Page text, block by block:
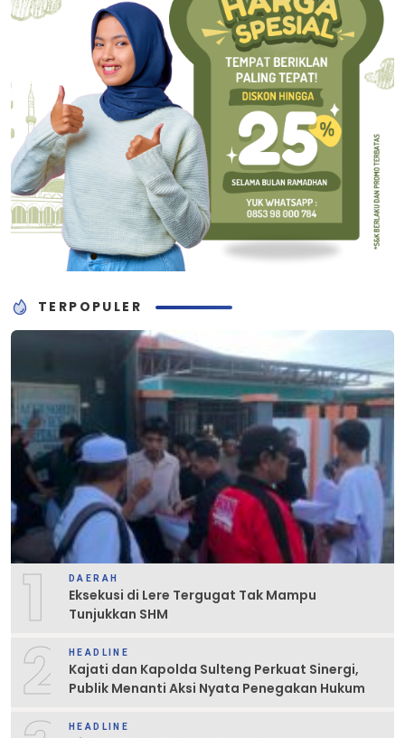
TERPOPULER
1 DAERAH
Eksekusi di Lere Tergugat Tak Mampu
Tunjukkan SHM
2 HEADLINE
Kajati dan Kapolda Sulteng Perkuat Sinergi,
Publik Menanti Aksi Nyata Penegakan Hukum
HEADLINE